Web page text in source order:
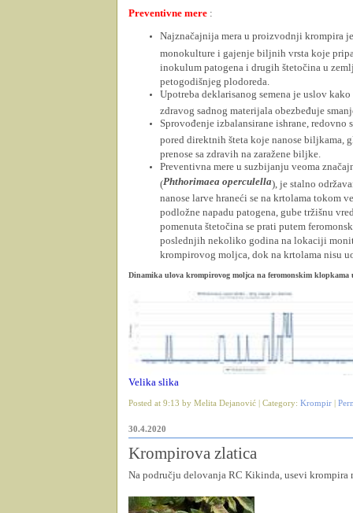
Preventivne mere :
Najznačajnija mera u proizvodnji krompira
monokulture i gajenje biljnih vrsta koje
inokulum patogena i drugih štetočina u
petogodišnjeg plodoreda.
Upotreba deklarisanog semena je uslov
zdravog sadnog materijala obezbeđuje
Sprovođenje izbalansirane ishrane,
pored direktnih šteta koje nanose biljkama,
prenose sa zdravih na zaražene biljke.
Preventivna mere u suzbijanju veoma
(Phthorimaea operculella), je stalno
nanose larve hraneći se na krtolama tokom
podložne napadu patogena, gube tržišnu
pomenuta štetočina se prati putem
poslednjih nekoliko godina na lokaciji
krompirovog moljca, dok na krtolama nisu
Dinamika ulova krompirovog moljca na feromonskim klopkama
Velika slika
Posted at 9:13 by Melita Dejanović | Category: Krompir
30.4.2020
Krompirova zlatica
Na području delovanja RC Kikinda, usevi